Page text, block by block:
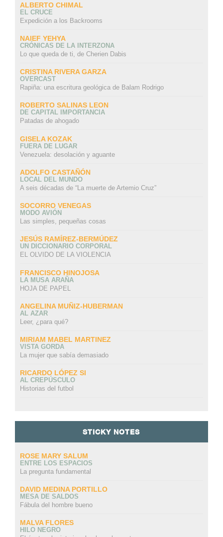
ALBERTO CHIMAL
EL CRUCE
Expedición a los Backrooms
NAIEF YEHYA
CRÓNICAS DE LA INTERZONA
Lo que queda de ti, de Cherien Dabis
CRISTINA RIVERA GARZA
OVERCAST
Rapiña: una escritura geológica de Balam Rodrigo
ROBERTO SALINAS LEON
DE CAPITAL IMPORTANCIA
Patadas de ahogado
GISELA KOZAK
FUERA DE LUGAR
Venezuela: desolación y aguante
ADOLFO CASTAÑÓN
LOCAL DEL MUNDO
A seis décadas de “La muerte de Artemio Cruz”
SOCORRO VENEGAS
MODO AVIÓN
Las simples, pequeñas cosas
JESÚS RAMÍREZ-BERMÚDEZ
UN DICCIONARIO CORPORAL
EL OLVIDO DE LA VIOLENCIA
FRANCISCO HINOJOSA
LA MUSA ARAÑA
HOJA DE PAPEL
ANGELINA MUÑIZ-HUBERMAN
AL AZAR
Leer, ¿para qué?
MIRIAM MABEL MARTINEZ
VISTA GORDA
La mujer que sabía demasiado
RICARDO LÓPEZ SI
AL CREPÚSCULO
Historias del futbol
STICKY NOTES
ROSE MARY SALUM
ENTRE LOS ESPACIOS
La pregunta fundamental
DAVID MEDINA PORTILLO
MESA DE SALDOS
Fábula del hombre bueno
MALVA FLORES
HILO NEGRO